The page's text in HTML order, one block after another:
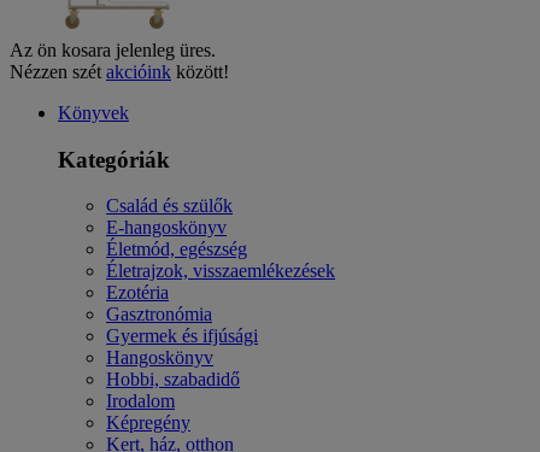
Az ön kosara jelenleg üres.
Nézzen szét akcióink között!
Könyvek
Kategóriák
Család és szülők
E-hangoskönyv
Életmód, egészség
Életrajzok, visszaemlékezések
Ezotéria
Gasztronómia
Gyermek és ifjúsági
Hangoskönyv
Hobbi, szabadidő
Irodalom
Képregény
Kert, ház, otthon